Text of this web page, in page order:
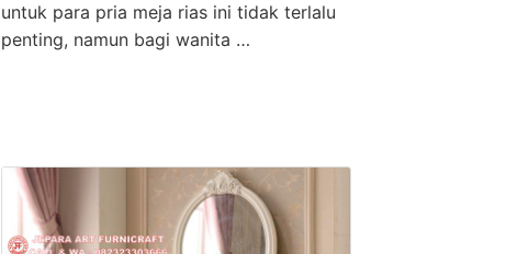
untuk para pria meja rias ini tidak terlalu
penting, namun bagi wanita …